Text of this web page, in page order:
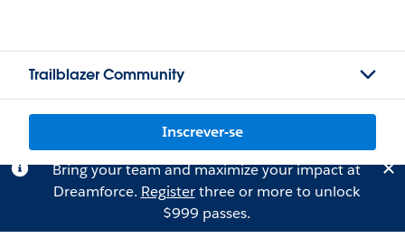
Trailblazer Community
Inscrever-se
Bring your team and maximize your impact at
Dreamforce. Registerthree or more to unlock
$999 passes.